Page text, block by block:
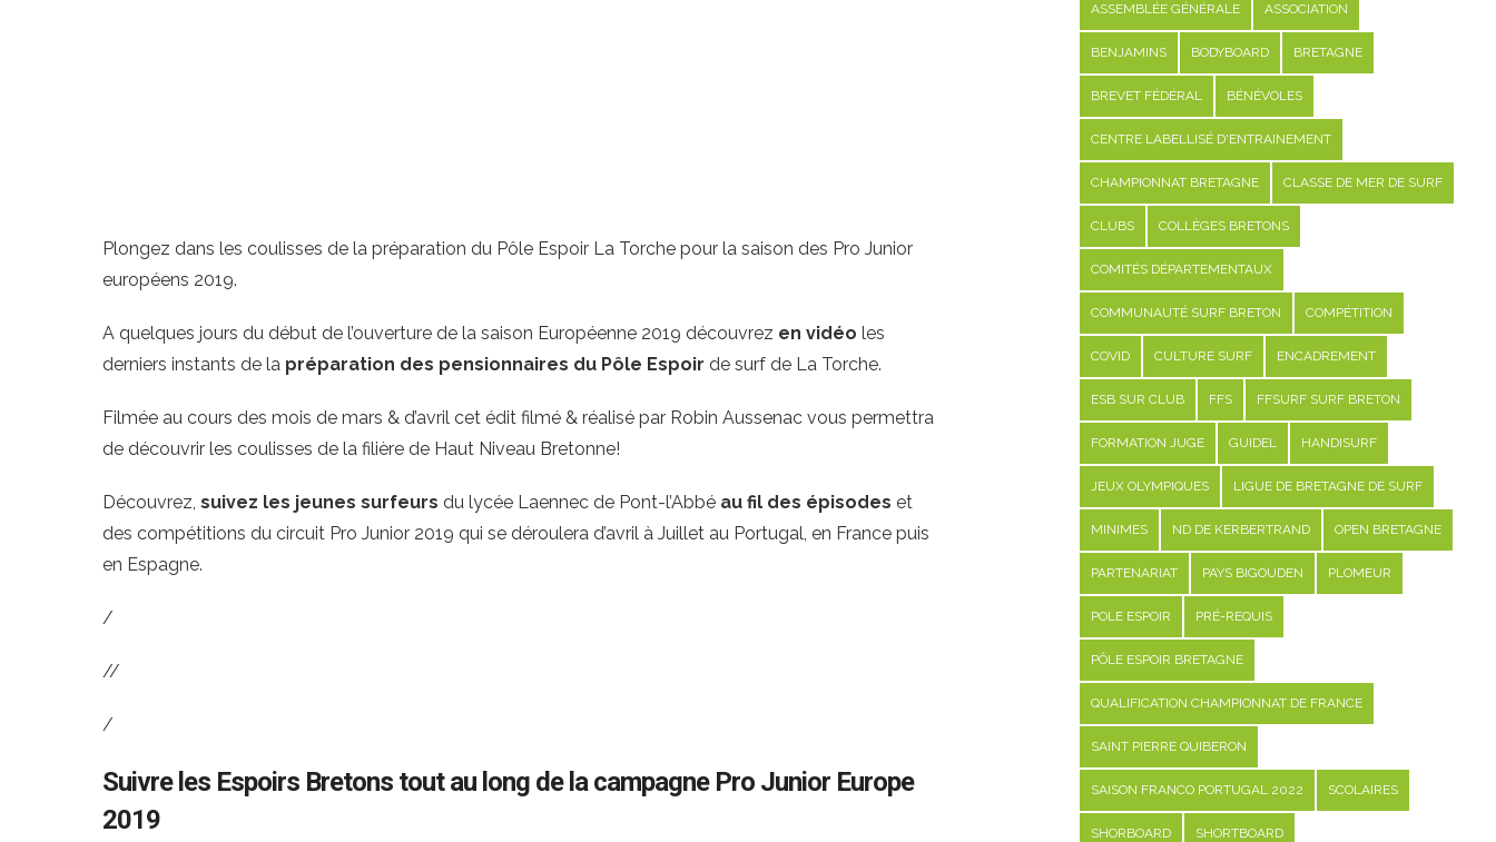
Plongez dans les coulisses de la préparation du Pôle Espoir La Torche pour la saison des Pro Junior
européens 2019.
A quelques jours du début de l’ouverture de la saison Européenne 2019 découvrez en vidéo les
derniers instants de la préparation des pensionnaires du Pôle Espoir de surf de La Torche.
Filmée au cours des mois de mars & d’avril cet édit filmé & réalisé par Robin Aussenac vous permettra
de découvrir les coulisses de la filière de Haut Niveau Bretonne!
Découvrez, suivez les jeunes surfeurs du lycée Laennec de Pont-l’Abbé au fil des épisodes et
des compétitions du circuit Pro Junior 2019 qui se déroulera d’avril à Juillet au Portugal, en France puis
en Espagne.
/
//
/
Suivre les Espoirs Bretons tout au long de la campagne Pro Junior Europe
2019
ASSEMBLÉE GÉNÉRALE ASSOCIATION
BENJAMINS BODYBOARD BRETAGNE
BREVET FÉDÉRAL BÉNÉVOLES
CENTRE LABELLISÉ D'ENTRAINEMENT
CHAMPIONNAT BRETAGNE CLASSE DE MER DE SURF
CLUBS COLLÈGES BRETONS
COMITÉS DÉPARTEMENTAUX
COMMUNAUTÉ SURF BRETON COMPÉTITION
COVID CULTURE SURF ENCADREMENT
ESB SUR CLUB FFS FFSURF SURF BRETON
FORMATION JUGE GUIDEL HANDISURF
JEUX OLYMPIQUES LIGUE DE BRETAGNE DE SURF
MINIMES ND DE KERBERTRAND OPEN BRETAGNE
PARTENARIAT PAYS BIGOUDEN PLOMEUR
POLE ESPOIR PRÉ-REQUIS
PÔLE ESPOIR BRETAGNE
QUALIFICATION CHAMPIONNAT DE FRANCE
SAINT PIERRE QUIBERON
SAISON FRANCO PORTUGAL 2022 SCOLAIRES
SHORBOARD SHORTBOARD